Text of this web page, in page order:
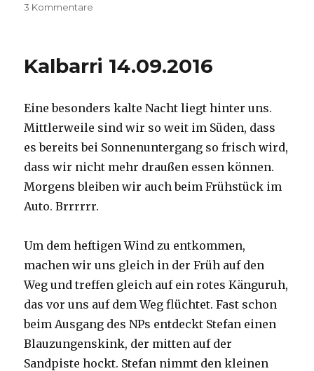
3 Kommentare
Kalbarri 14.09.2016
Eine besonders kalte Nacht liegt hinter uns.
Mittlerweile sind wir so weit im Süden, dass
es bereits bei Sonnenuntergang so frisch wird,
dass wir nicht mehr draußen essen können.
Morgens bleiben wir auch beim Frühstück im
Auto. Brrrrrr.
Um dem heftigen Wind zu entkommen,
machen wir uns gleich in der Früh auf den
Weg und treffen gleich auf ein rotes Känguruh,
das vor uns auf dem Weg flüchtet. Fast schon
beim Ausgang des NPs entdeckt Stefan einen
Blauzungenskink, der mitten auf der
Sandpiste hockt. Stefan nimmt den kleinen